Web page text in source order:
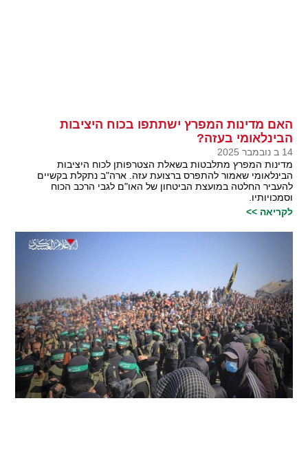
האם מדינות המפרץ ישתתפו בכוח היציבות
הבינלאומי בעזה?
14 ב נובמבר 2025
מדינות המפרץ מתלבטות בשאלת הצטרפותן לכוח היציבות
הבינלאומי שאמור להתפרס ברצועת עזה. ארה"ב נתקלת בקשיים
להעביר החלטה במועצת הביטחון של האו"ם לגבי הרכב הכוח
וסמכויותיו.
לקריאה >>